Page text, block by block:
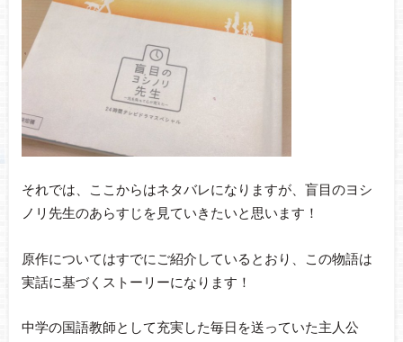
それでは、ここからはネタバレになりますが、盲目のヨシ
ノリ先生のあらすじを見ていきたいと思います！
原作についてはすでにご紹介しているとおり、この物語は
実話に基づくストーリーになります！
中学の国語教師として充実した毎日を送っていた主人公